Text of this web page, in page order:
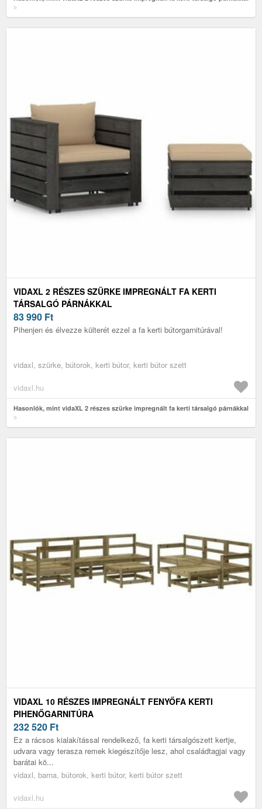
VIDAXL 2 RÉSZES SZÜRKE IMPREGNÁLT FA KERTI
TÁRSALGÓ PÁRNÁKKAL
83 990 Ft
Pihenjen és élvezze külterét ezzel a fa kerti bútorgarnitúrával!
vidaxl, szürke, bútorok, kerti bútor, kerti bútor szett
vidaxl.hu
Hasonlók, mint vidaXL 2 részes szürke impregnált fa kerti társalgó párnákkal
VIDAXL 10 RÉSZES IMPREGNÁLT FENYŐFA KERTI
PIHENŐGARNITÚRA
232 520 Ft
Ez a rácsos kialakítással rendelkező, fa kerti társalgószett kertje,
udvara vagy terasza remek kiegészítője lesz, ahol családtagjai vagy
barátai kö...
vidaxl, barna, bútorok, kerti bútor, kerti bútor szett
vidaxl.hu